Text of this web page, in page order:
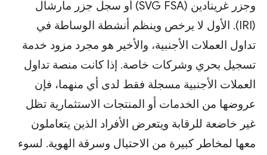
وجزر غرينادين (SVG FSA) أو سجل جزر مارشال
(IRI). الأول لا يرخص وينظم أنشطة الوساطة في
تداول العملات الأجنبية، والأخير هو مجرد مزود خدمة
تسجيل بحري وشركات خاصة. إذا كانت منصة تداول
العملات الأجنبية مسجلة فقط لدى أي منهما، فإن
عروضها من الخدمات أو المنتجات الاستثمارية تظل
غير خاضعة للرقابة ويتعرض الأفراد الذين يتعاملون
معها لمخاطر كبيرة من الاحتيال وسرقة الهوية. لسوء